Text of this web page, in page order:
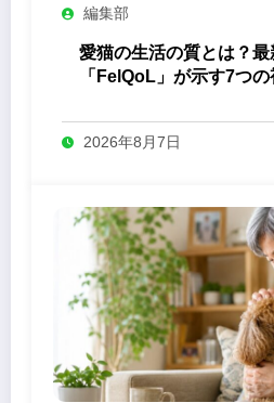
編集部
愛猫の生活の質とは？最
「FelQoL」が示す7つ
2026年8月7日